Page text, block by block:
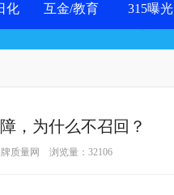
化 互金/教育 315曝光
，为什么不召回？
质量网 浏览量： 32106